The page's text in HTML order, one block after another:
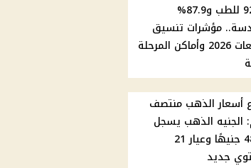
92.8% للطب و87.9%
مؤشرات تنسيق
الجامعات 2026 وأماكن المرحلة
أسعار الذهب منتصف
الجنيه الذهب يسجل
48760 جنيهًا وعيار 21
جديد